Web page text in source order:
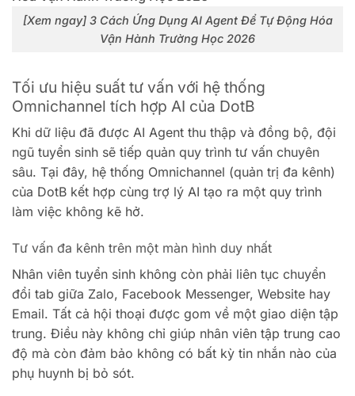
[Xem ngay] 3 Cách Ứng Dụng AI Agent Để Tự Động Hóa
Vận Hành Trường Học 2026
Tối ưu hiệu suất tư vấn với hệ thống
Omnichannel tích hợp AI của DotB
Khi dữ liệu đã được AI Agent thu thập và đồng bộ, đội
ngũ tuyển sinh sẽ tiếp quản quy trình tư vấn chuyên
sâu. Tại đây, hệ thống Omnichannel (quản trị đa kênh)
của DotB kết hợp cùng trợ lý AI tạo ra một quy trình
làm việc không kẽ hở.
Tư vấn đa kênh trên một màn hình duy nhất
Nhân viên tuyển sinh không còn phải liên tục chuyển
đổi tab giữa Zalo, Facebook Messenger, Website hay
Email. Tất cả hội thoại được gom về một giao diện tập
trung. Điều này không chỉ giúp nhân viên tập trung cao
độ mà còn đảm bảo không có bất kỳ tin nhắn nào của
phụ huynh bị bỏ sót.